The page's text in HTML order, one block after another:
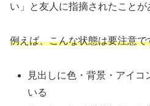
い」と友人に指摘されたことが
例えば、こんな状態は要注意で
見出しに色・背景・アイコ
いる